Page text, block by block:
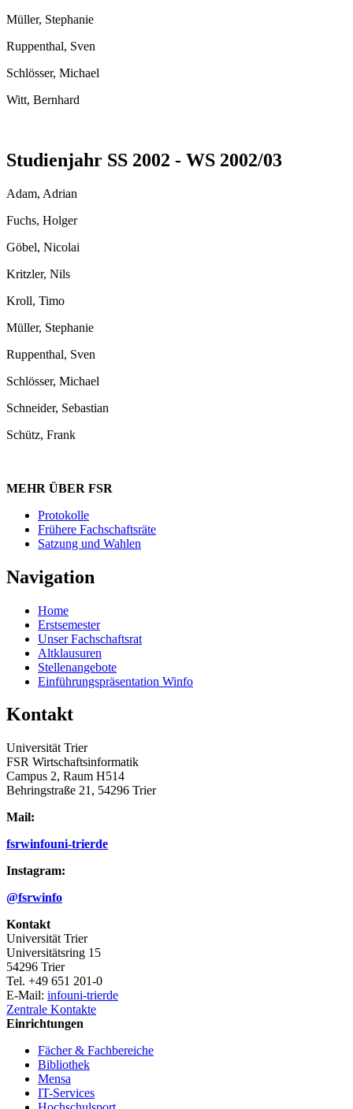
Müller, Stephanie
Ruppenthal, Sven
Schlösser, Michael
Witt, Bernhard
Studienjahr SS 2002 - WS 2002/03
Adam, Adrian
Fuchs, Holger
Göbel, Nicolai
Kritzler, Nils
Kroll, Timo
Müller, Stephanie
Ruppenthal, Sven
Schlösser, Michael
Schneider, Sebastian
Schütz, Frank
MEHR ÜBER FSR
Protokolle
Frühere Fachschaftsräte
Satzung und Wahlen
Navigation
Home
Erstsemester
Unser Fachschaftsrat
Altklausuren
Stellenangebote
Einführungspräsentation Winfo
Kontakt
Universität Trier
FSR Wirtschaftsinformatik
Campus 2, Raum H514
Behringstraße 21, 54296 Trier
Mail:
fsrwinfouni-trierde
Instagram:
@fsrwinfo
Kontakt
Universität Trier
Universitätsring 15
54296 Trier
Tel. +49 651 201-0
E-Mail: infouni-trierde
Zentrale Kontakte
Einrichtungen
Fächer & Fachbereiche
Bibliothek
Mensa
IT-Services